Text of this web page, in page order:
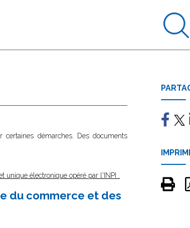
certaines démarches. Des documents
unique électronique opéré par l'INPI
du commerce et des